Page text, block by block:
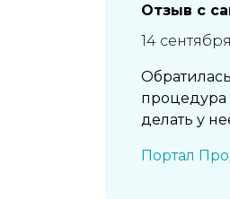
Отзыв с
14
процедура
делать у
Портал